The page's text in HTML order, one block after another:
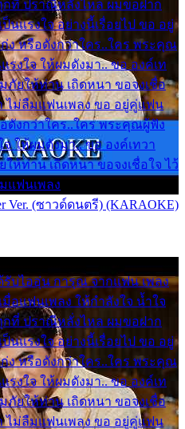
กที่ ปราณีหลั่งไหล ผมขอฝาก
นแรงใจ อย่างนี้เรื่อยไป ขอ อยู่
ง หรือดังกว่าใคร..ใคร พระคุณ
รงใจ ให้ผมดังมา.. ขอ องค์เท
ยให้ท่าน เถิดหนา ขอจงเชื่อ
ไม่ลืมแฟนเพลง ขอ อยู่คู่แฟน
อดังกว่าใคร..ใคร พระคุณผู้ฟัง
ให้ผมดังมา.. ขอ องค์เทวา
ห้ท่าน เถิดหนา ขอจงเชื่อใจ ไว้
แฟนเพลง
Ver. (ซาวด์ดนตรี) (KARAOKE)
บไออุ่น การุณ จากแฟน เพลง
อแฟนเพลง ให้กำลังใจ น้ำใจ
กที่ ปราณีหลั่งไหล ผมขอฝาก
นแรงใจ อย่างนี้เรื่อยไป ขอ อยู่
ง หรือดังกว่าใคร..ใคร พระคุณ
รงใจ ให้ผมดังมา.. ขอ องค์เท
ยให้ท่าน เถิดหนา ขอจงเชื่อ
ไม่ลืมแฟนเพลง ขอ อยู่คู่แฟน